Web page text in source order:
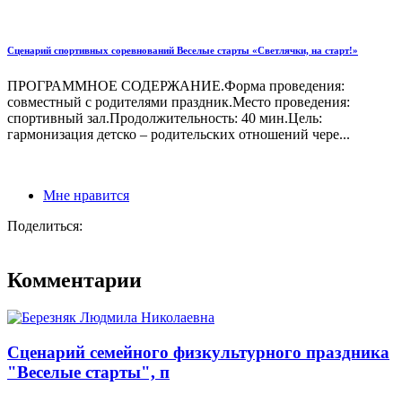
Сценарий спортивных соревнований Веселые старты «Светлячки, на старт!»
ПРОГРАММНОЕ СОДЕРЖАНИЕ.Форма проведения:
совместный с родителями праздник.Место проведения:
спортивный зал.Продолжительность: 40 мин.Цель:
гармонизация детско – родительских отношений чере...
Мне нравится
Поделиться:
Комментарии
Сценарий семейного физкультурного праздника
"Веселые старты", п